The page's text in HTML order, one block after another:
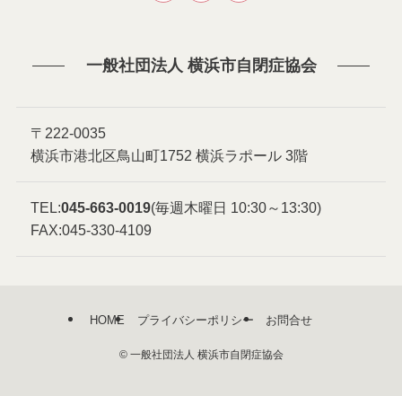
一般社団法人 横浜市自閉症協会
〒222-0035
横浜市港北区鳥山町1752 横浜ラポール 3階
TEL:045-663-0019(毎週木曜日 10:30～13:30)
FAX:045-330-4109
HOME プライバシーポリシー お問合せ
©一般社団法人 横浜市自閉症協会